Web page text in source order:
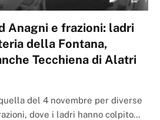
Anagni e frazioni: ladri
della Fontana,
Tecchiena di Alatri
del 4 novembre per diverse
dove i ladri hanno colpito…